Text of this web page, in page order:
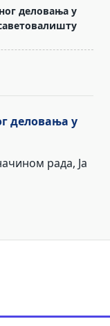
деловања у
деловања у
рада, Ја